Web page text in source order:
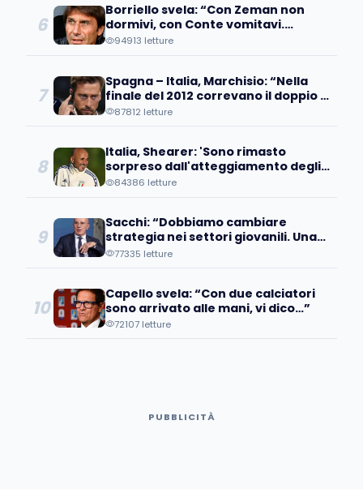
6
Borriello svela: “Con Zeman non
dormivi, con Conte vomitavi.
Quando si abbassavano i battiti…”
94913 letture
7
Spagna – Italia, Marchisio: “Nella
finale del 2012 correvano il doppio di
noi. Chissà come mai…”
87812 letture
8
Italia, Shearer: 'Sono rimasto
sorpreso dall'atteggiamento degli
azzurri, pensavamo...'
84386 letture
9
Sacchi: “Dobbiamo cambiare
strategia nei settori giovanili. Una
volta convocai un ragazzo, ma…”
77335 letture
10
Capello svela: “Con due calciatori
sono arrivato alle mani, vi dico…”
72107 letture
PUBBLICITÀ